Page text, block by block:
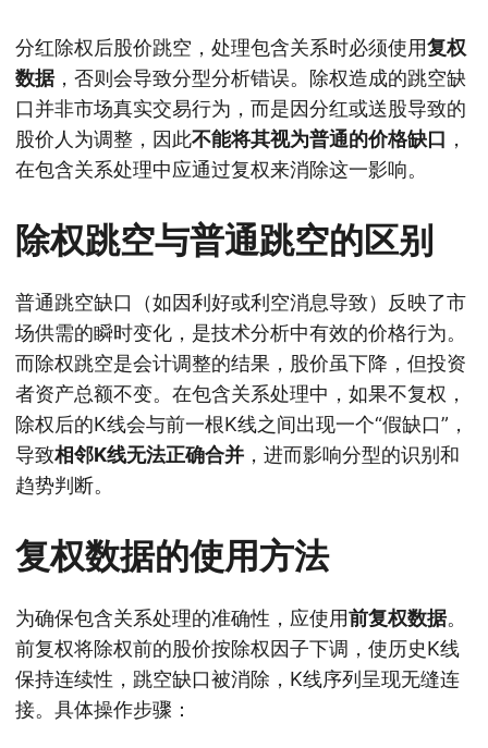
分红除权后股价跳空，处理包含关系时必须使用复权
数据，否则会导致分型分析错误。除权造成的跳空缺
口并非市场真实交易行为，而是因分红或送股导致的
股价人为调整，因此不能将其视为普通的价格缺口 ，
在包含关系处理中应通过复权来消除这一影响。
除权跳空与普通跳空的区别
普通跳空缺口（如因利好或利空消息导致）反映了市
场供需的瞬时变化，是技术分析中有效的价格行为。
而除权跳空是会计调整的结果，股价虽下降，但投资
者资产总额不变。在包含关系处理中，如果不复权，
除权后的K线会与前一根K线之间出现一个“假缺口”，
导致相邻K线无法正确合并 ，进而影响分型的识别和
趋势判断。
复权数据的使用方法
为确保包含关系处理的准确性，应使用前复权数据。
前复权将除权前的股价按除权因子下调，使历史K线
保持连续性，跳空缺口被消除，K线序列呈现无缝连
接。具体操作步骤：